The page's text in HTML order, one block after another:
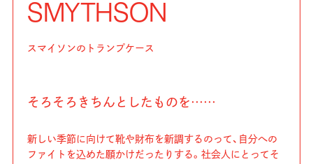
SMYTHSON
スマイソンのトランプケース
そろそろきちんとしたものを……
新しい季節に向けて靴や財布を新調するのって、自分への
ファイトを込めた願かけだったりする。社会人にとってそ